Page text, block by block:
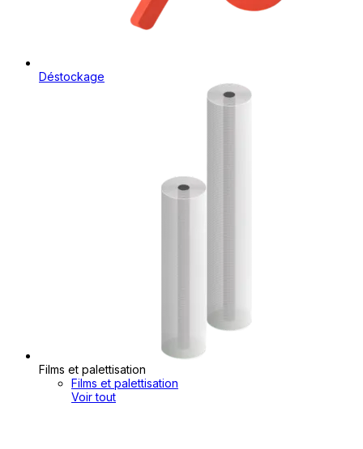
Déstockage
Films et palettisation
Films et palettisation
Voir tout